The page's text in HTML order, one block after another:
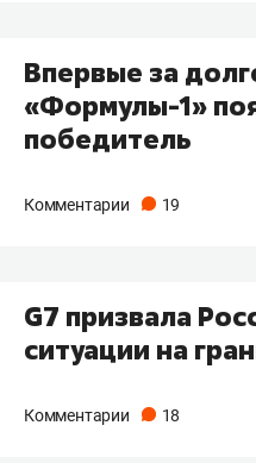
Впервые за
«Формулы-1»
победитель
Комментарии 19
G7 призвала
ситуации на
Комментарии 18